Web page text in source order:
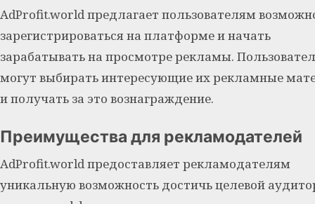
AdProfit.world предлагает пользователям
зарегистрироваться на платформе и начать
зарабатывать на просмотре рекламы.
могут выбирать интересующие их рекламные
и получать за это вознаграждение.
Преимущества для рекламодателей
AdProfit.world предоставляет рекламодателям
уникальную возможность достичь целевой